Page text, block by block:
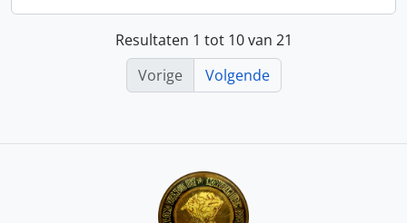
Resultaten 1 tot 10 van 21
Vorige
Volgende